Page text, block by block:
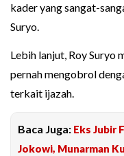
kader yang sangat-
Suryo.
Lebih lanjut, Roy Suryo
pernah mengobrol
terkait ijazah.
Baca Juga: Eks Jubir
Jokowi, Munarman